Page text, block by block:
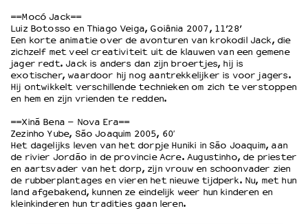
Wat we doen
Werken bij
Wie is wie
Word vriend
Historie
Huisregels
Privacyverklaring
Integriteits- en gedragscode
Duurzaamheid
Culturele boycot Israël
Ruimte voor artistieke vrijheid – VNPF
==Mocó Jack==
Luiz Botosso en Thiago Veiga, Goiânia 2007, 11’28’
Een korte animatie over de avonturen van krokodil Jack, die
zichzelf met veel creativiteit uit de klauwen van een gemene
jager redt. Jack is anders dan zijn broertjes, hij is
exotischer, waardoor hij nog aantrekkelijker is voor jagers.
Hij ontwikkelt verschillende technieken om zich te verstoppen
en hem en zijn vrienden te redden.
==Xinã Bena – Nova Era==
Zezinho Yube, São Joaquim 2005, 60′
Het dagelijks leven van het dorpje Huniki in São Joaquim, aan
de rivier Jordão in de provincie Acre. Augustinho, de priester
en aartsvader van het dorp, zijn vrouw en schoonvader zien
de rubberplantages en vieren het nieuwe tijdperk. Nu, met hun
land afgebakend, kunnen ze eindelijk weer hun kinderen en
kleinkinderen hun tradities gaan leren.